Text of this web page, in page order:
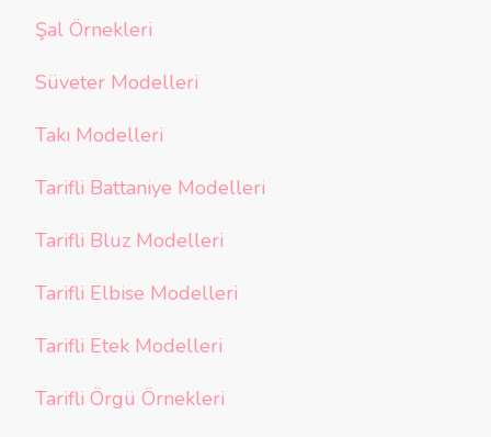
Şal Örnekleri
Süveter Modelleri
Takı Modelleri
Tarifli Battaniye Modelleri
Tarifli Bluz Modelleri
Tarifli Elbise Modelleri
Tarifli Etek Modelleri
Tarifli Örgü Örnekleri